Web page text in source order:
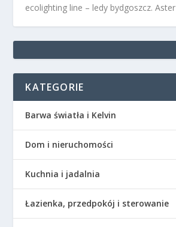
ecolighting line – ledy bydgoszcz. Aster
KATEGORIE
Barwa światła i Kelvin
Dom i nieruchomości
Kuchnia i jadalnia
Łazienka, przedpokój i sterowanie